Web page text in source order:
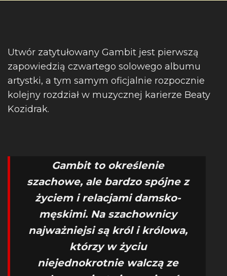
Utwór zatytułowany Gambit jest pierwszą
zapowiedzią czwartego solowego albumu
artystki, a tym samym oficjalnie rozpocznie
kolejny rozdział w muzycznej karierze Beaty
Kozidrak.
Gambit to określenie
szachowe, ale bardzo spójne z
życiem i relacjami damsko-
męskimi. Na szachownicy
najważniejsi są król i królowa,
którzy w życiu
niejednokrotnie walczą ze